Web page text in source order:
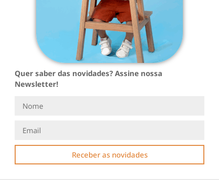
Quer saber das novidades? Assine nossa
Newsletter!
Receber as novidades